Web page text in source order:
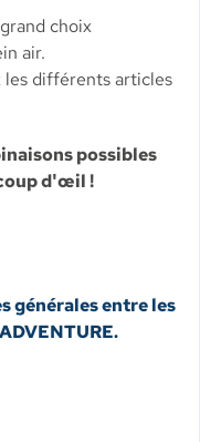
choix
air.
les différents articles
possibles
d'œil !
générales entre les